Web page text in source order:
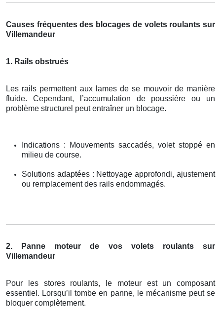
Causes fréquentes des blocages de volets roulants sur
Villemandeur
1. Rails obstrués
Les rails permettent aux lames de se mouvoir de manière
fluide. Cependant, l’accumulation de poussière ou un
problème structurel peut entraîner un blocage.
Indications : Mouvements saccadés, volet stoppé en
milieu de course.
Solutions adaptées : Nettoyage approfondi, ajustement
ou remplacement des rails endommagés.
2. Panne moteur de vos volets roulants sur
Villemandeur
Pour les stores roulants, le moteur est un composant
essentiel. Lorsqu’il tombe en panne, le mécanisme peut se
bloquer complètement.